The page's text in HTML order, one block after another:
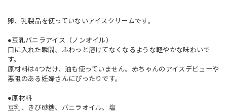
卵、乳製品を使っていないアイスクリームです。
●豆乳バニラアイス（ノンオイル）
口に入れた瞬間、ふわっと溶けてなくなるような軽やかな味わいで
す。
原材料は4つだけ、油も使っていません。赤ちゃんのアイスデビューや
悪阻のある妊婦さんにぴったりです。
●原材料
豆乳、きび砂糖、バニラオイル、塩